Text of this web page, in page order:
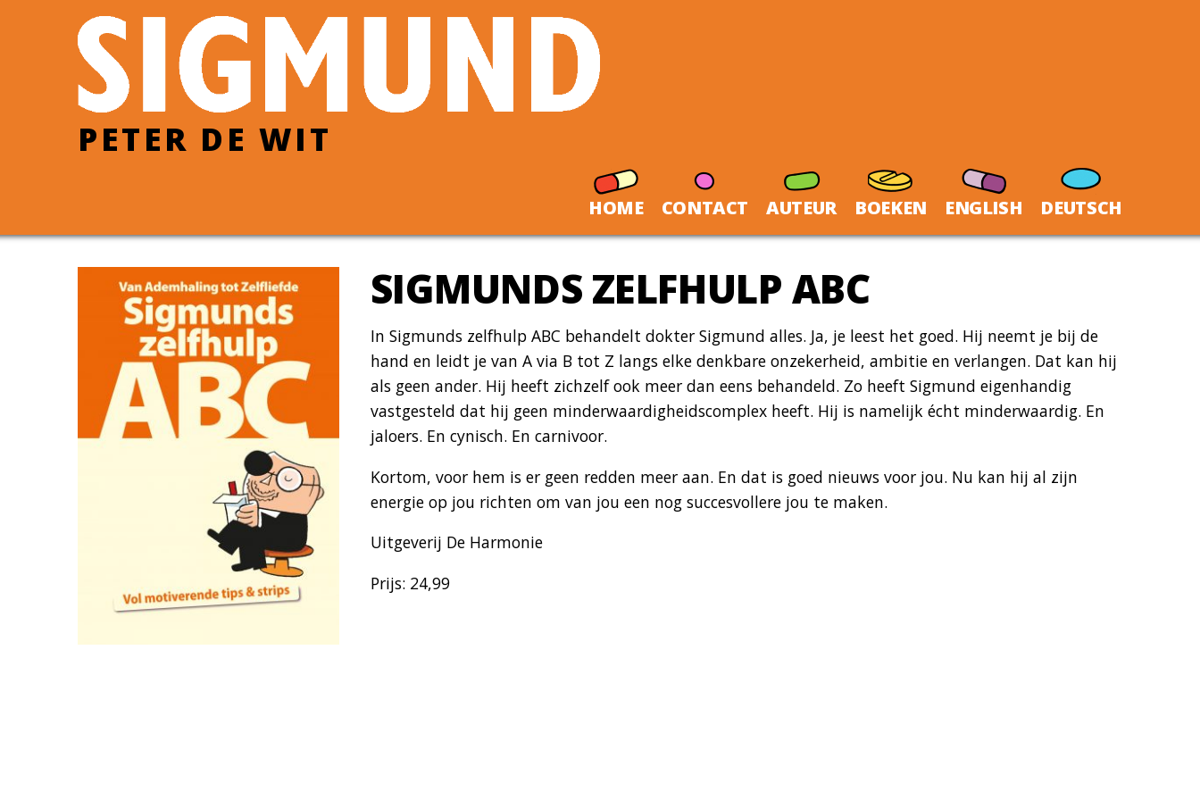
PETER DE WIT
HOME CONTACT AUTEUR BOEKEN ENGLISH DEUTSCH
SIGMUNDS ZELFHULP ABC
In Sigmunds zelfhulp ABC behandelt dokter Sigmund alles. Ja, je leest het goed. Hij neemt je bij de
hand en leidt je van A via B tot Z langs elke denkbare onzekerheid, ambitie en verlangen. Dat kan hij
als geen ander. Hij heeft zichzelf ook meer dan eens behandeld. Zo heeft Sigmund eigenhandig
vastgesteld dat hij geen minderwaardigheidscomplex heeft. Hij is namelijk écht minderwaardig. En
jaloers. En cynisch. En carnivoor.
Kortom, voor hem is er geen redden meer aan. En dat is goed nieuws voor jou. Nu kan hij al zijn
energie op jou richten om van jou een nog succesvollere jou te maken.
Uitgeverij De Harmonie
Prijs: 24,99